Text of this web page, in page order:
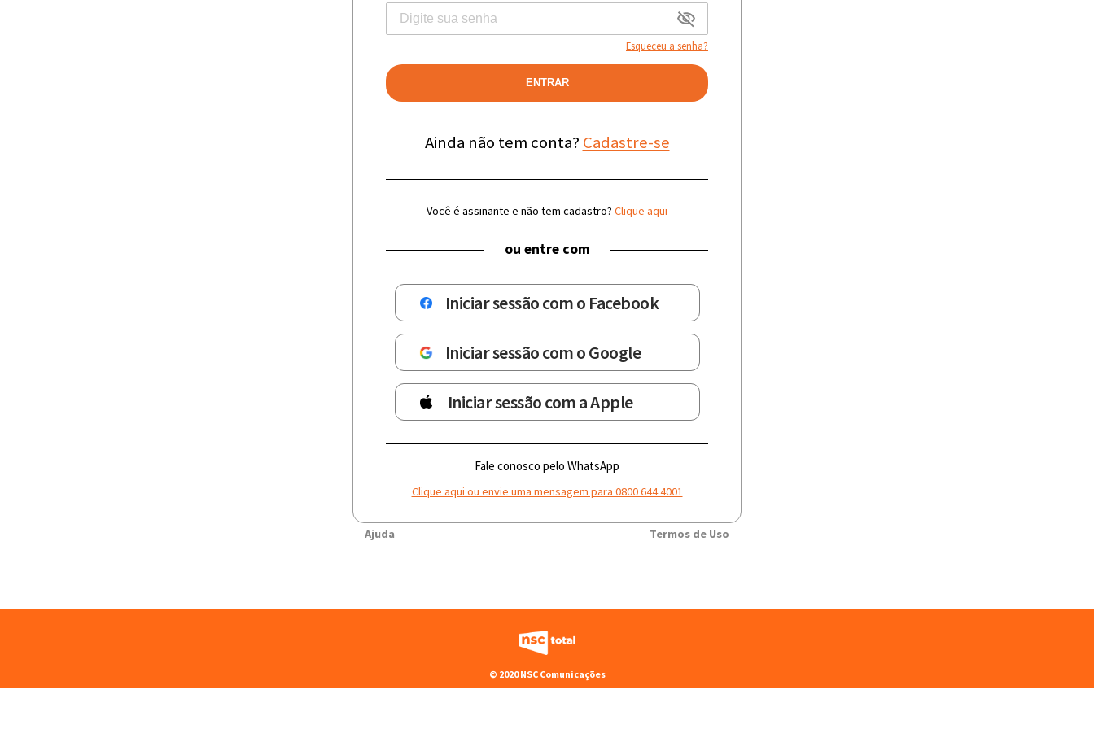
Esqueceu a senha?
ENTRAR
Ainda não tem conta? Cadastre-se
Você é assinante e não tem cadastro? Clique aqui
ou entre com
Iniciar sessão com o Facebook
Iniciar sessão com o Google
Iniciar sessão com a Apple
Fale conosco pelo WhatsApp
Clique aqui ou envie uma mensagem para 0800 644 4001
Ajuda Termos de Uso
© 2020 NSC Comunicações